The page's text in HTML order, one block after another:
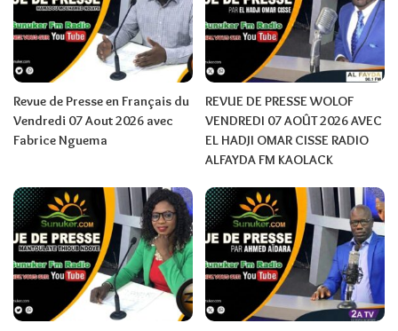
Revue de Presse en Français du
Vendredi 07 Aout 2026 avec
Fabrice Nguema
REVUE DE PRESSE WOLOF
VENDREDI 07 AOÛT 2026 AVEC
EL HADJI OMAR CISSE RADIO
ALFAYDA FM KAOLACK